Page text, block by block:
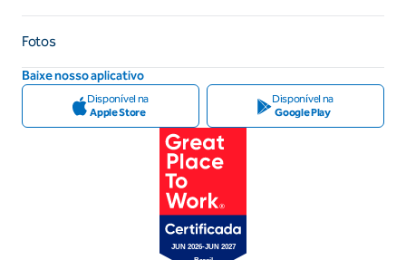
Fotos
Baixe nosso aplicativo
Disponível na
Apple Store
Disponível na
Google Play